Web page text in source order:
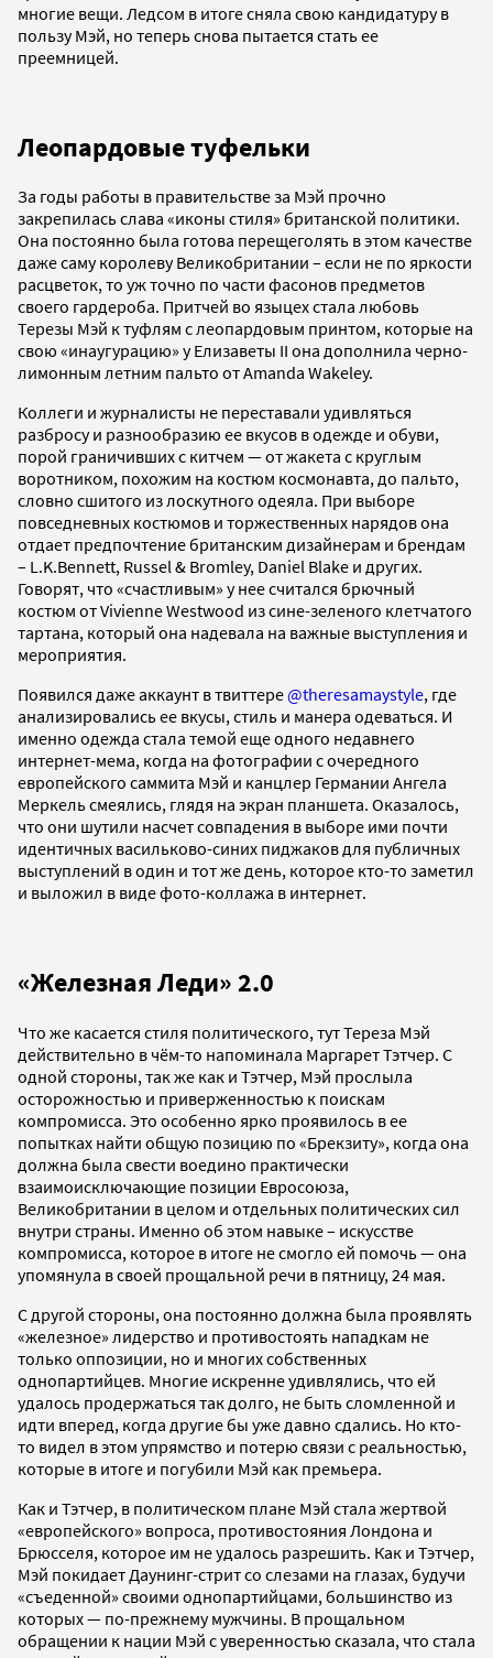
многие вещи. Ледсом в итоге сняла свою кандидатуру в
пользу Мэй, но теперь снова пытается стать ее
преемницей.
Леопардовые туфельки
За годы работы в правительстве за Мэй прочно
закрепилась слава «иконы стиля» британской политики.
Она постоянно была готова перещеголять в этом качестве
даже саму королеву Великобритании – если не по яркости
расцветок, то уж точно по части фасонов предметов
своего гардероба. Притчей во языцех стала любовь
Терезы Мэй к туфлям с леопардовым принтом, которые на
свою «инаугурацию» у Елизаветы II она дополнила черно-
лимонным летним пальто от Amanda Wakeley.
Коллеги и журналисты не переставали удивляться
разбросу и разнообразию ее вкусов в одежде и обуви,
порой граничивших с китчем — от жакета с круглым
воротником, похожим на костюм космонавта, до пальто,
словно сшитого из лоскутного одеяла. При выборе
повседневных костюмов и торжественных нарядов она
отдает предпочтение британским дизайнерам и брендам
– L.K.Bennett, Russel & Bromley, Daniel Blake и других.
Говорят, что «счастливым» у нее считался брючный
костюм от Vivienne Westwood из сине-зеленого клетчатого
тартана, который она надевала на важные выступления и
мероприятия.
Появился даже аккаунт в твиттере@theresamaystyle, где
анализировались ее вкусы, стиль и манера одеваться. И
именно одежда стала темой еще одного недавнего
интернет-мема, когда на фотографии с очередного
европейского саммита Мэй и канцлер Германии Ангела
Меркель смеялись, глядя на экран планшета. Оказалось,
что они шутили насчет совпадения в выборе ими почти
идентичных васильково-синих пиджаков для публичных
выступлений в один и тот же день, которое кто-то заметил
и выложил в виде фото-коллажа в интернет.
«Железная Леди» 2.0
Что же касается стиля политического, тут Тереза Мэй
действительно в чём-то напоминала Маргарет Тэтчер. С
одной стороны, так же как и Тэтчер, Мэй прослыла
осторожностью и приверженностью к поискам
компромисса. Это особенно ярко проявилось в ее
попытках найти общую позицию по «Брекзиту», когда она
должна была свести воедино практически
взаимоисключающие позиции Евросоюза,
Великобритании в целом и отдельных политических сил
внутри страны. Именно об этом навыке – искусстве
компромисса, которое в итоге не смогло ей помочь — она
упомянула в своей прощальной речи в пятницу, 24 мая.
С другой стороны, она постоянно должна была проявлять
«железное» лидерство и противостоять нападкам не
только оппозиции, но и многих собственных
однопартийцев. Многие искренне удивлялись, что ей
удалось продержаться так долго, не быть сломленной и
идти вперед, когда другие бы уже давно сдались. Но кто-
то видел в этом упрямство и потерю связи с реальностью,
которые в итоге и погубили Мэй как премьера.
Как и Тэтчер, в политическом плане Мэй стала жертвой
«европейского» вопроса, противостояния Лондона и
Брюсселя, которое им не удалось разрешить. Как и Тэтчер,
Мэй покидает Даунинг-стрит со слезами на глазах, будучи
«съеденной» своими однопартийцами, большинство из
которых — по-прежнему мужчины. В прощальном
обращении к нации Мэй с уверенностью сказала, что стала